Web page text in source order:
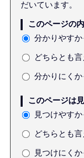
だいています。
このページの
分かりやすか
どちらとも
分かりにくか
このページは
見つけやすか
どちらとも
見つけにくか